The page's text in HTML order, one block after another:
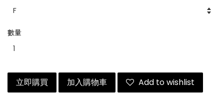
數量
立即購買 加入購物車 Add to wishlist